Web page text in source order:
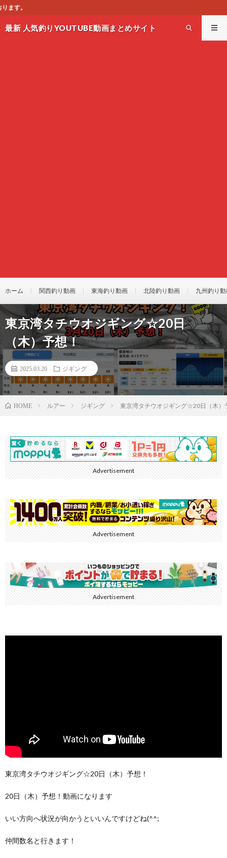
最新 人気釣りYOUTUBE動画まとめサイト
ホーム 関西釣り動画 東海釣り動画 北陸釣り動画 九州釣り
東京湾タチウオジギング☆20日
（木）予想！
2025.03.20 ジギング
HOME ルアー ジギング 東京湾タチウオジギング☆20日（木）
Advertisement
Advertisement
Advertisement
東京湾タチウオジギング☆20日（木）予想！
20日（木）予想！動画になります
いい方向へ状況が向かうといいんですけどね(^^;
仲間数名と行きます！